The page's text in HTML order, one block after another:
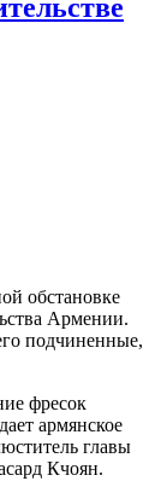
обстановке
Армении.
подчиненные,
фресок
армянское
главы
Кчоян.